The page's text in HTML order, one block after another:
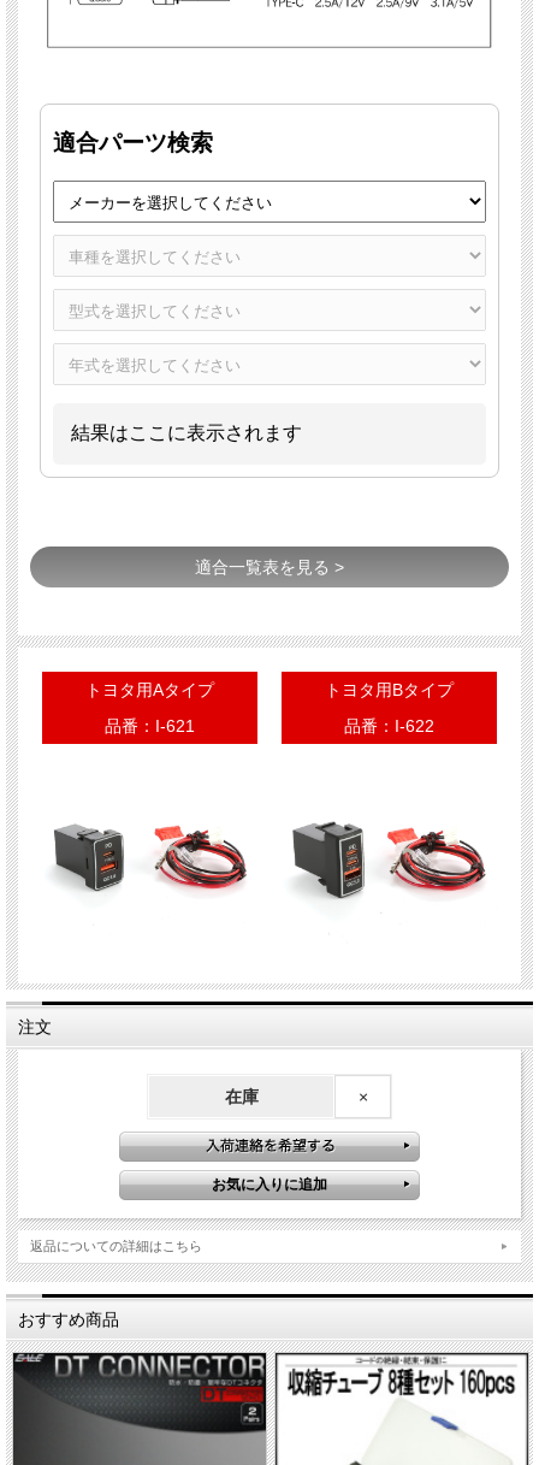
適合一覧表を見る >
トヨタ用Aタイプ
品番：I-621
トヨタ用Bタイプ
品番：I-622
注文
在庫 ×
返品についての詳細はこちら
おすすめ商品